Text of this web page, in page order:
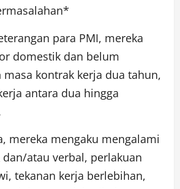
para PMI, mereka
domestik dan belum
masa kontrak kerja dua tahun,
antara dua hingga
mereka mengaku mengalami
dan/atau verbal, perlakuan
tekanan kerja berlebihan,